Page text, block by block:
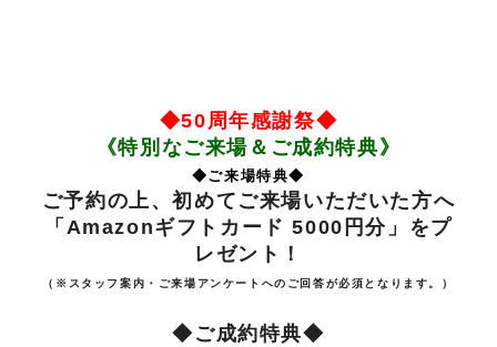
◆50周年感謝祭◆
《特別なご来場＆ご成約特典》
◆ご来場特典◆
ご予約の上、初めてご来場いただいた方へ
「Amazonギフトカード 5000円分」をプ
レゼント！
（※スタッフ案内・ご来場アンケートへのご回答が必須となります。）
◆ご成約特典◆